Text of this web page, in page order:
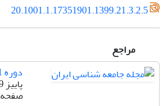
20.1001.1.17351901.1399.21.3.2.5
مراجع
دوره 21، شماره 3
پاییز 1399
صفحه